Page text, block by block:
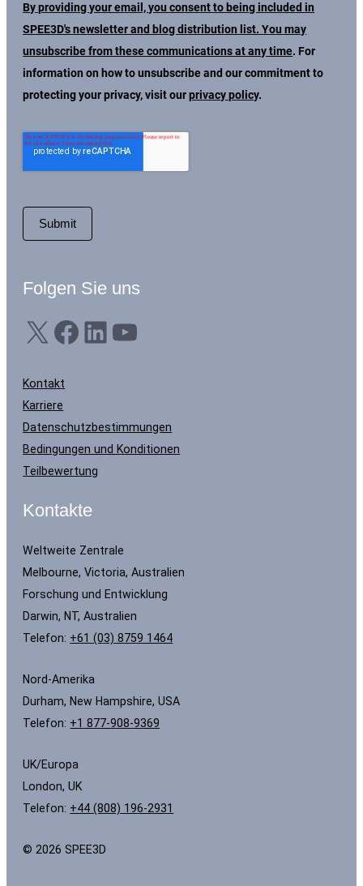
By providing your email, you consent to being included in
SPEE3D's newsletter and blog distribution list. You may
unsubscribe from these communications at any time. For
information on how to unsubscribe and our commitment to
protecting your privacy, visit ourprivacy policy.
Folgen Sie uns
X Facebook LinkedIn YouTube
Kontakt
Karriere
Datenschutzbestimmungen
Bedingungen und Konditionen
Teilbewertung
Kontakte
Weltweite Zentrale
Melbourne, Victoria, Australien
Forschung und Entwicklung
Darwin, NT, Australien
Telefon: +61 (03) 8759 1464
Nord-Amerika
Durham, New Hampshire, USA
Telefon: +1 877-908-9369
UK/Europa
London, UK
Telefon: +44 (808) 196-2931
© 2026 SPEE3D